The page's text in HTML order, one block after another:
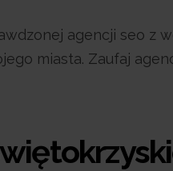
agencji seo z
miasta. Zaufaj